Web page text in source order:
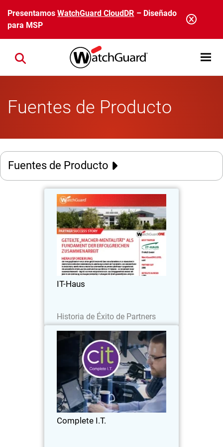
Pasar al contenido principal
PresentamosWatchGuard CloudDR – Diseñado
para MSP
Open
Close search
Fuentes de Producto
Fuentes de Producto
IT-Haus
Historia de Éxito de Partners
Die 1998 gegründete IT-HAUS GmbH
gehört heute mit über 300 Mitarbeitern
an 25 Standorten in Deutschland sowie
einer Niederlassung in Luxemburg zu
Complete I.T.
Complete I.T.
Complete I.T. mit Sitz in Großbritannien
bietet seit über 25 Jahren IT-Support
und Sicherheitsdienstleistungen als
Managed Service Provider (MSP) in
Großbritannien an.